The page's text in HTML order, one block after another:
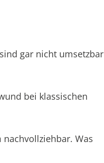
gar nicht umsetzbar
bei klassischen
Was